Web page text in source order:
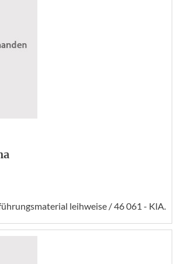
leihweise / 46 061 - KlA.